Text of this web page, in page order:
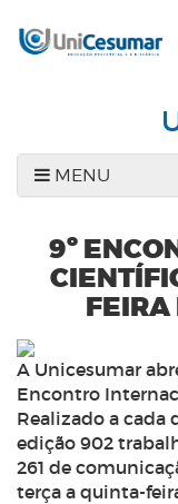
MENU
9º
FEIRA
A Unicesumar
Encontro
Realizado a cada
edição 902
261 de
terça a quinta-